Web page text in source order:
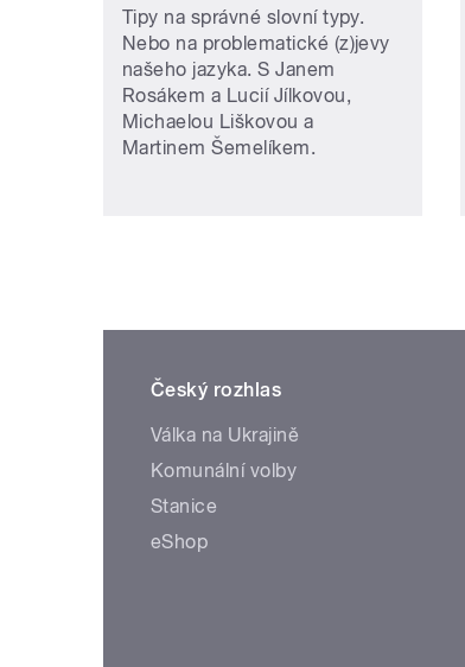
Tipy na správné slovní typy.
Nebo na problematické (z)jevy
našeho jazyka. S Janem
Rosákem a Lucií Jílkovou,
Michaelou Liškovou a
Martinem Šemelíkem.
Český rozhlas
Válka na Ukrajině
Komunální volby
Stanice
eShop